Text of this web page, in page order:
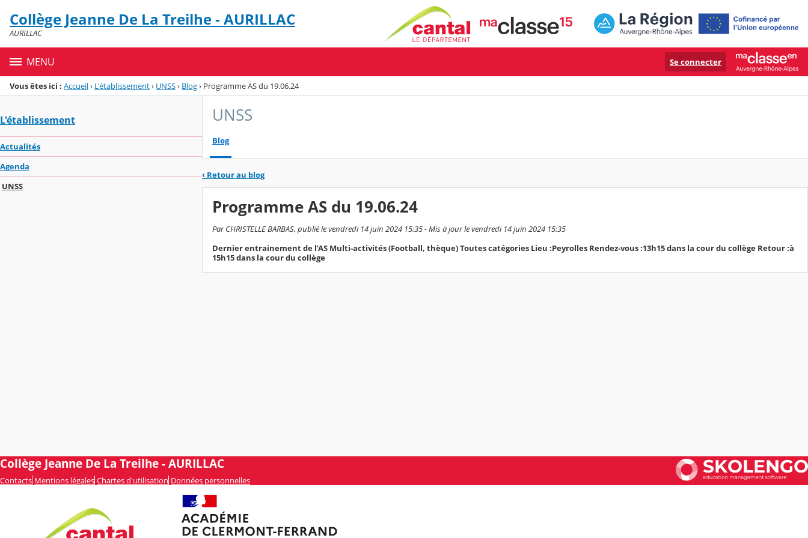
Menu de la rubrique
Contenu
Collège Jeanne De La Treilhe - AURILLAC
AURILLAC
MENU Se connecter
Vous êtes ici : Accueil› L'établissement› UNSS› Blog› Programme AS du 19.06.24
L'établissement
Actualités
Agenda
UNSS
UNSS
Blog
‹ Retour au blog
Programme AS du 19.06.24
Par CHRISTELLE BARBAS, publié le vendredi 14 juin 2024 15:35 - Mis à jour le vendredi 14 juin 2024 15:35
Dernier entrainement de l’AS Multi-activités (Football, thèque) Toutes catégories Lieu :Peyrolles Rendez-vous :13h15 dans la cour du collège Retour :à
15h15 dans la cour du collège
Collège Jeanne De La Treilhe - AURILLAC
Contacts Mentions légales Chartes d'utilisation Données personnelles